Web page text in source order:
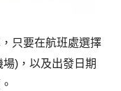
只要在航班處選擇
)，以及出發日期